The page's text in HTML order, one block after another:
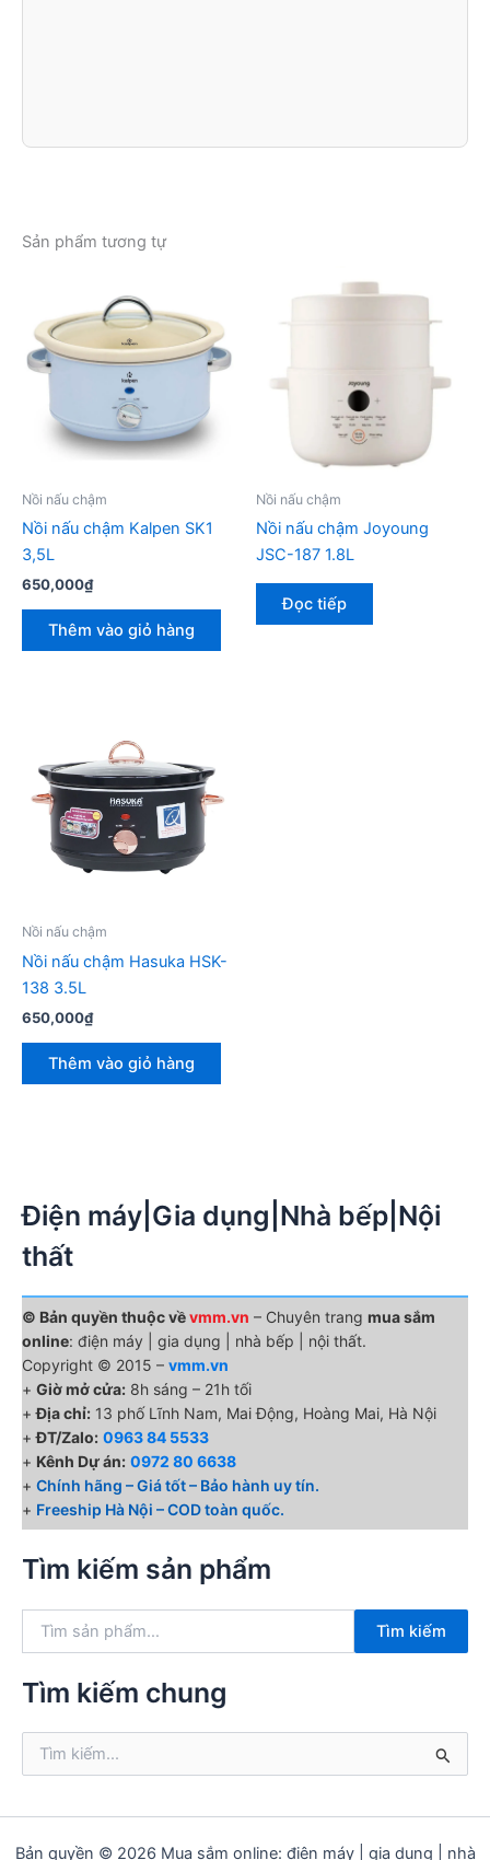
Sản phẩm tương tự
Nồi nấu chậm
Nồi nấu chậm Kalpen SK1
3,5L
650,000₫
Thêm vào giỏ hàng
Nồi nấu chậm
Nồi nấu chậm Joyoung
JSC-187 1.8L
Đọc tiếp
Nồi nấu chậm
Nồi nấu chậm Hasuka HSK-
138 3.5L
650,000₫
Thêm vào giỏ hàng
Điện máy|Gia dụng|Nhà bếp|Nội
thất
© Bản quyền thuộc vềvmm.vn – Chuyên trang mua sắm
online: điện máy | gia dụng | nhà bếp | nội thất.
Copyright © 2015 – vmm.vn
+ Giờ mở cửa: 8h sáng – 21h tối
+Địa chỉ: 13 phố Lĩnh Nam, Mai Động, Hoàng Mai, Hà Nội
+ĐT/Zalo: 0963 84 5533
+ Kênh Dự án: 0972 80 6638
+ Chính hãng – Giá tốt – Bảo hành uy tín.
+ Freeship Hà Nội – COD toàn quốc.
Tìm kiếm sản phẩm
k
ế
:
Tìm kiếm
Tìm kiếm chung
ế
Bản quyền © 2026 Mua sắm online: điện máy | gia dụng | nhà